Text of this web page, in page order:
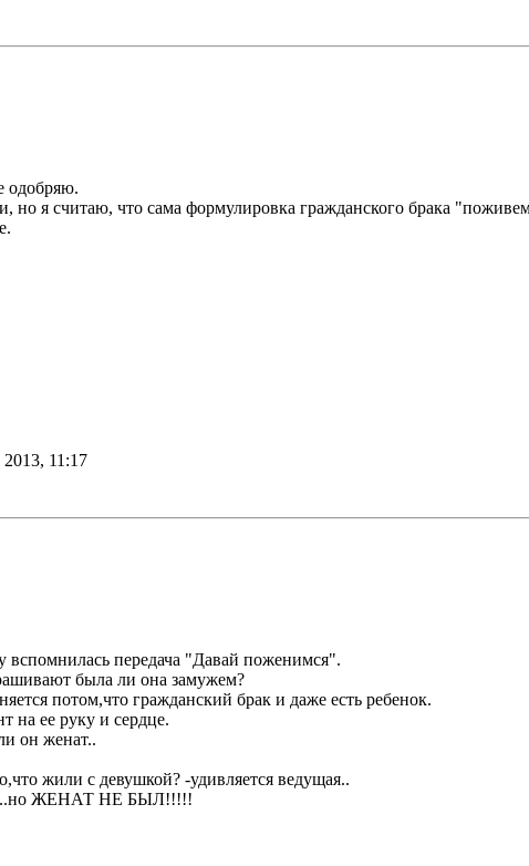
одобряю.
но я считаю, что сама формулировка гражданского брака
2013, 11:17
вспомнилась передача "Давай поженимся".
была ли она замужем?
потом,что гражданский брак и даже есть ребенок.
на ее руку и сердце.
он женат..
жили с девушкой? -удивляется ведущая..
ЖЕНАТ НЕ БЫЛ!!!!!